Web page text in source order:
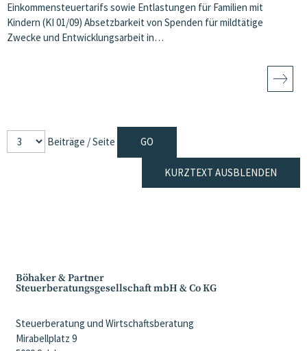
Einkommensteuertarifs sowie Entlastungen für Familien mit
Kindern (KI 01/09) Absetzbarkeit von Spenden für mildtätige
Zwecke und Entwicklungsarbeit in…
Beiträge / Seite
KURZTEXT AUSBLENDEN
Böhaker & Partner
Steuerberatungsgesellschaft mbH & Co KG
Steuerberatung und Wirtschaftsberatung
Mirabellplatz 9